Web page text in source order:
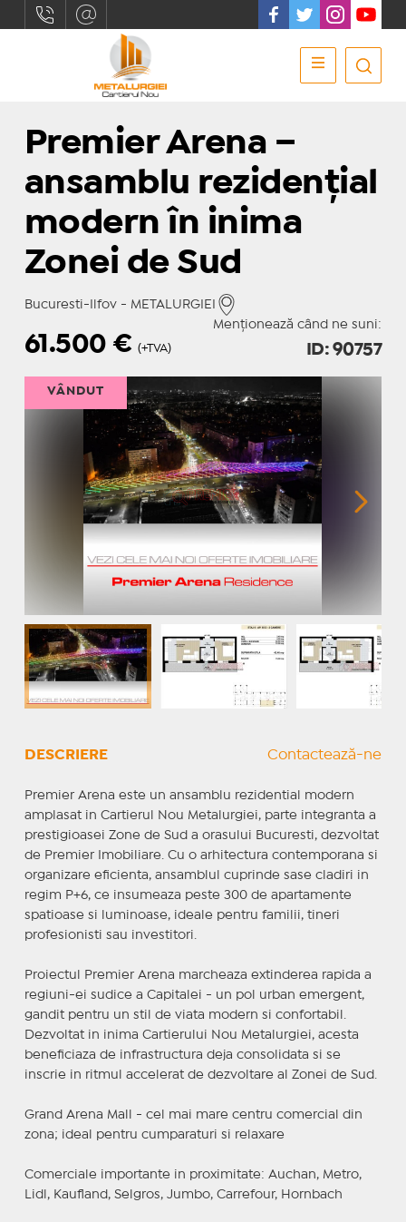
Premier Arena –
ansamblu rezidențial
modern în inima
Zonei de Sud
Bucuresti-Ilfov - METALURGIEI
Menționează când ne suni:
61.500€ (+TVA) ID: 90757
VÂNDUT
DESCRIERE Contactează-ne
Premier Arena este un ansamblu rezidential modern
amplasat in Cartierul Nou Metalurgiei, parte integranta a
prestigioasei Zone de Sud a orasului Bucuresti, dezvoltat
de Premier Imobiliare. Cu o arhitectura contemporana si
organizare eficienta, ansamblul cuprinde sase cladiri in
regim P+6, ce insumeaza peste 300 de apartamente
spatioase si luminoase, ideale pentru familii, tineri
profesionisti sau investitori.
Proiectul Premier Arena marcheaza extinderea rapida a
regiuni-ei sudice a Capitalei - un pol urban emergent,
gandit pentru un stil de viata modern si confortabil.
Dezvoltat in inima Cartierului Nou Metalurgiei, acesta
beneficiaza de infrastructura deja consolidata si se
inscrie in ritmul accelerat de dezvoltare al Zonei de Sud.
Grand Arena Mall - cel mai mare centru comercial din
zona; ideal pentru cumparaturi si relaxare
Comerciale importante in proximitate: Auchan, Metro,
Lidl, Kaufland, Selgros, Jumbo, Carrefour, Hornbach